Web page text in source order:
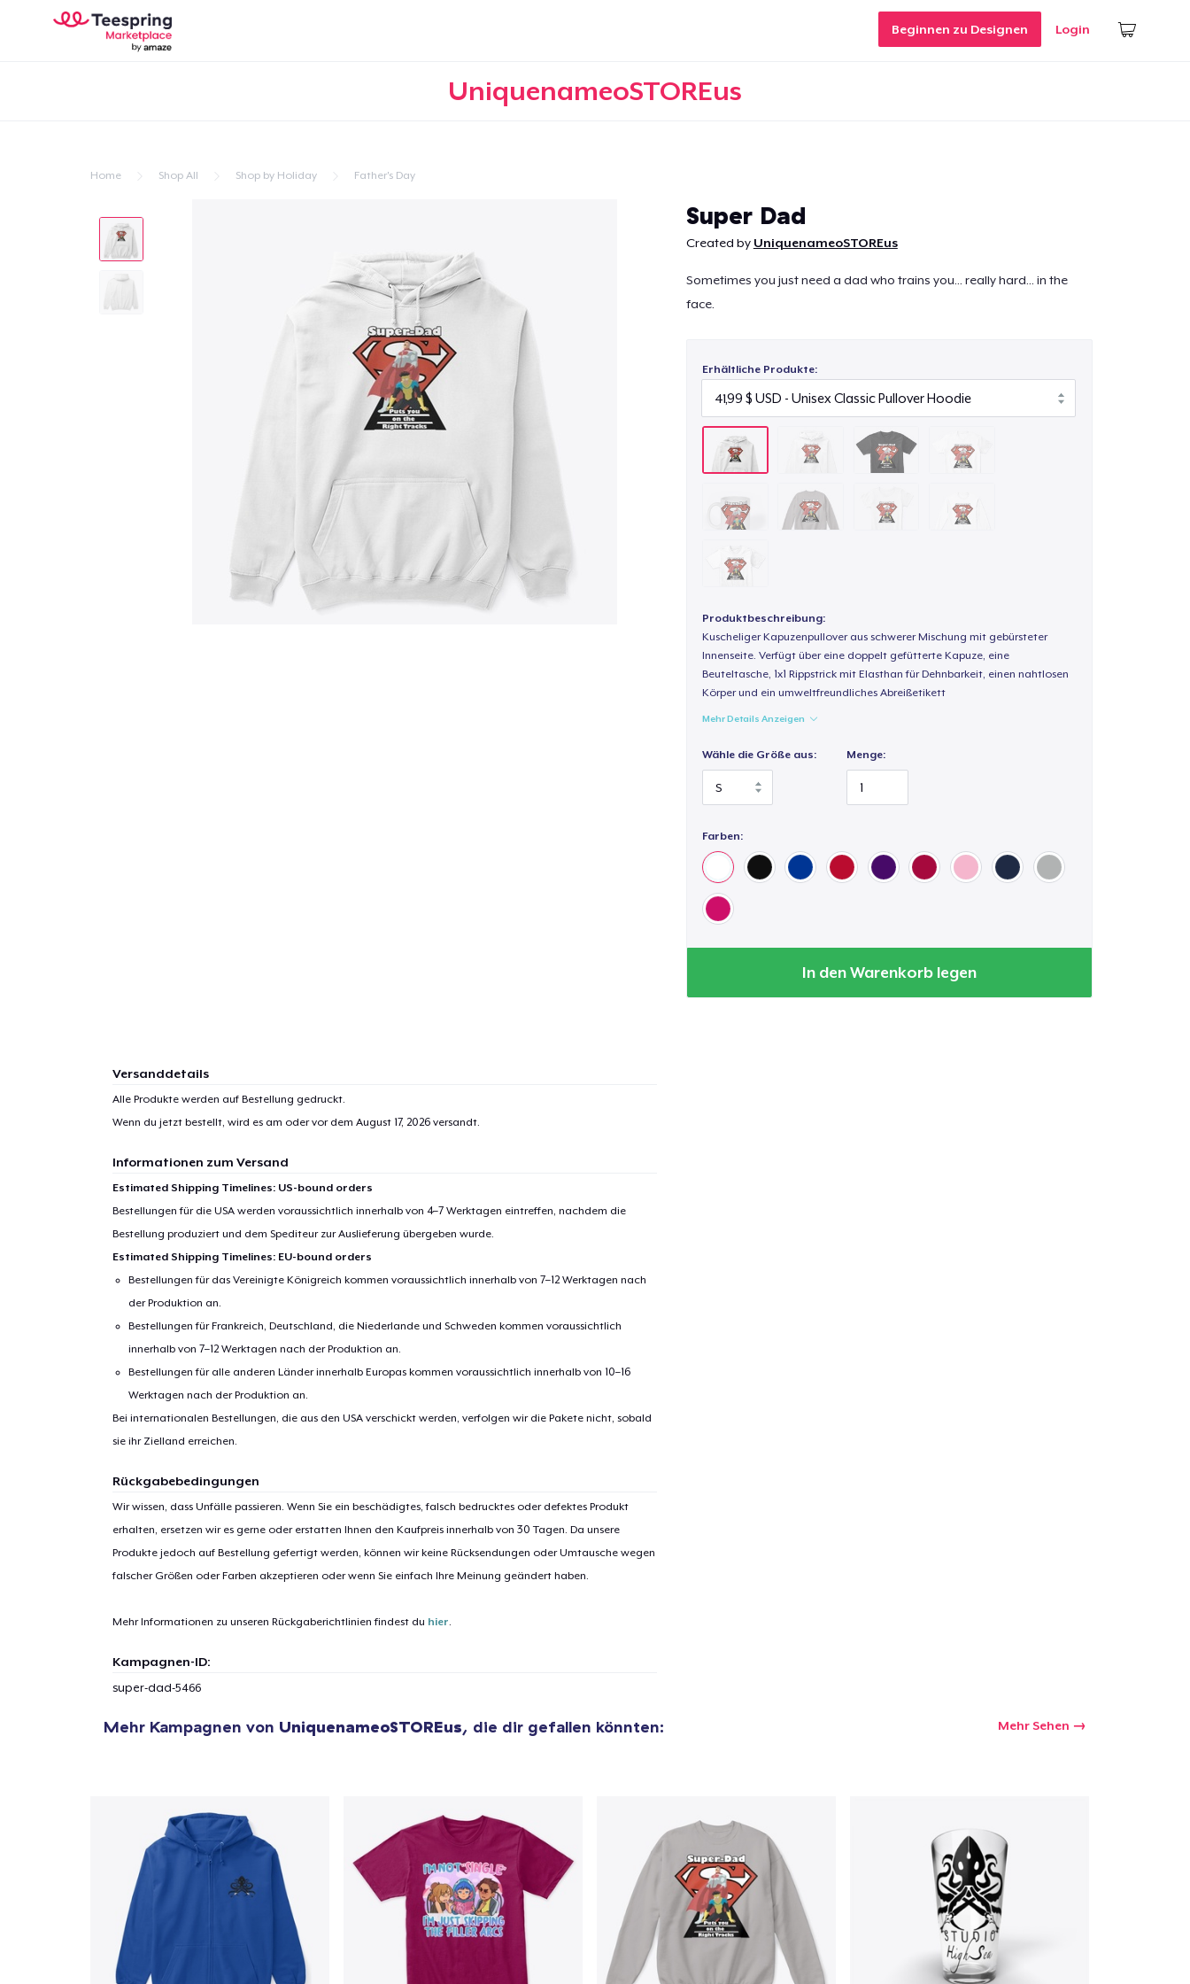
Beginnen zu Designen Login
UniquenameoSTOREus
Home Shop All Shop by Holiday Father's Day
Super Dad
Created by UniquenameoSTOREus
Sometimes you just need a dad who trains you... really hard... in the
face.
Erhältliche Produkte:
Produktbeschreibung:
Kuscheliger Kapuzenpullover aus schwerer Mischung mit gebürsteter
Innenseite. Verfügt über eine doppelt gefütterte Kapuze, eine
Beuteltasche, 1x1 Rippstrick mit Elasthan für Dehnbarkeit, einen nahtlosen
Körper und ein umweltfreundliches Abreißetikett
Mehr Details Anzeigen
Wähle die Größe aus: Menge:
Farben:
In den Warenkorb legen
Versanddetails
Alle Produkte werden auf Bestellung gedruckt.
Wenn du jetzt bestellt, wird es am oder vor dem August 17, 2026versandt.
Informationen zum Versand
Estimated Shipping Timelines: US-bound orders
Bestellungen für die USA werden voraussichtlich innerhalb von 4–7 Werktagen eintreffen, nachdem die
Bestellung produziert und dem Spediteur zur Auslieferung übergeben wurde.
Estimated Shipping Timelines: EU-bound orders
Bestellungen für das Vereinigte Königreich kommen voraussichtlich innerhalb von 7–12 Werktagen nach
der Produktion an.
Bestellungen für Frankreich, Deutschland, die Niederlande und Schweden kommen voraussichtlich
innerhalb von 7–12 Werktagen nach der Produktion an.
Bestellungen für alle anderen Länder innerhalb Europas kommen voraussichtlich innerhalb von 10–16
Werktagen nach der Produktion an.
Bei internationalen Bestellungen, die aus den USA verschickt werden, verfolgen wir die Pakete nicht, sobald
sie ihr Zielland erreichen.
Rückgabebedingungen
Wir wissen, dass Unfälle passieren. Wenn Sie ein beschädigtes, falsch bedrucktes oder defektes Produkt
erhalten, ersetzen wir es gerne oder erstatten Ihnen den Kaufpreis innerhalb von 30 Tagen. Da unsere
Produkte jedoch auf Bestellung gefertigt werden, können wir keine Rücksendungen oder Umtausche wegen
falscher Größen oder Farben akzeptieren oder wenn Sie einfach Ihre Meinung geändert haben.
Mehr Informationen zu unseren Rückgaberichtlinien findest du hier
Kampagnen-ID:
super-dad-5466
Mehr Kampagnen von UniquenameoSTOREus, die dir gefallen könnten: Mehr Sehen
Unisex Classic Pullover Hoodie
Unisex Premium Pullover Hoodie
47,99 $